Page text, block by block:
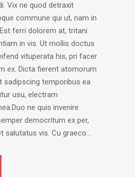
Vix ne quod detraxit
commune qui ut, nam in
ferri dolorem at, tritani
in vis. Ut mollis doctus
vituperata his, pri facer
ex. Dicta fierent atomorum
sadipscing temporibus ea
usu, electram
ne quis invenire
democritum ex per,
salutatus vis. Cu graeco...